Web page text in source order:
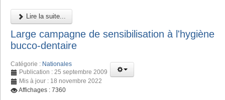
Lire la suite...
Large campagne de sensibilisation à l'hygiène
bucco-dentaire
Catégorie : Nationales
Publication : 25 septembre 2009
Mis à jour : 18 novembre 2022
Affichages : 7360